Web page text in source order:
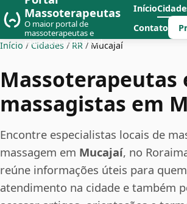
Massoterapeutas
O maior portal de
massoterapeutas e
massagistas do Brasil
Início
Contato
Início / Cidades / RR / Mucajaí
Massoterapeutas
massagistas em
Encontre especialistas locais de
massagem em Mucajaí, no
reúne informações úteis para
atendimento na cidade e também